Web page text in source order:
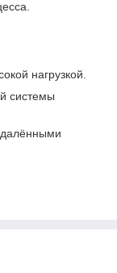
нагрузкой.
системы